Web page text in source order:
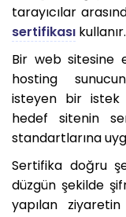
tarayıcılar
sertifikası kullanır.
Bir web sitesine
hosting
isteyen bir istek
hedef sitenin
standartlarına
Sertifika doğru
düzgün şekilde
yapılan